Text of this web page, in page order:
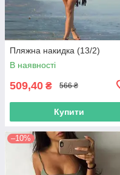
Пляжна накидка (13/2)
В наявності
509,40 ₴ 566 ₴
Купити
–10%